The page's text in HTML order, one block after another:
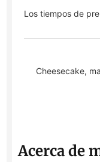
Los tiempos de
Cheesecake,
Acerca de